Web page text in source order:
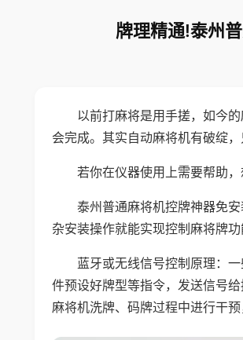
牌理精通!泰州
以前打麻将是用手搓，如今
会完成。其实自动麻将机有破绽
若你在仪器使用上需要帮助
泰州普通麻将机控牌神器免
杂安装操作就能实现控制麻将牌功
蓝牙或无线信号控制原理：
件预设好牌型等指令，发送信号
麻将机洗牌、码牌过程中进行干预